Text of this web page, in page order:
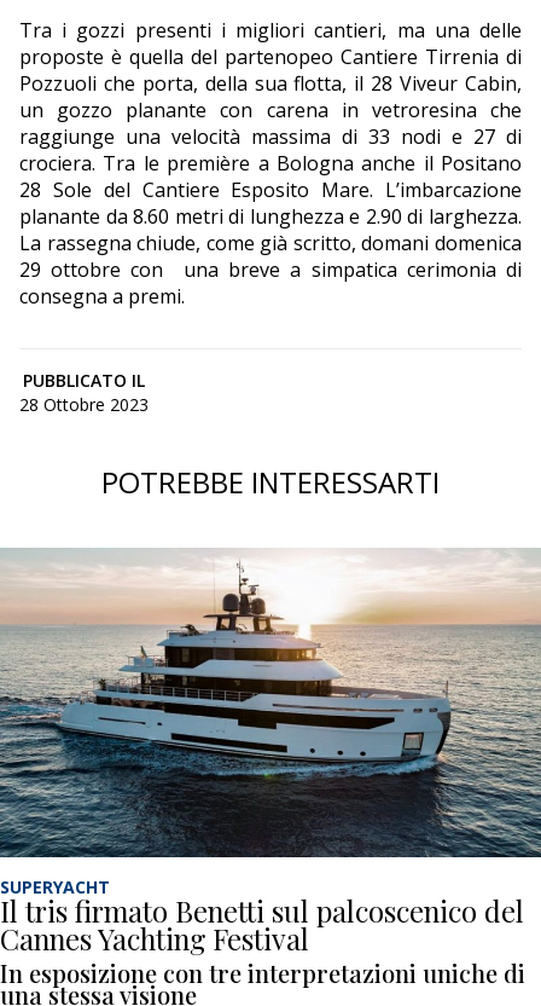
Tra i gozzi presenti i migliori cantieri, ma una delle
proposte è quella del partenopeo Cantiere Tirrenia di
Pozzuoli che porta, della sua flotta, il 28 Viveur Cabin,
un gozzo planante con carena in vetroresina che
raggiunge una velocità massima di 33 nodi e 27 di
crociera. Tra le première a Bologna anche il Positano
28 Sole del Cantiere Esposito Mare. L’imbarcazione
planante da 8.60 metri di lunghezza e 2.90 di larghezza.
La rassegna chiude, come già scritto, domani domenica
29 ottobre con
una breve a simpatica cerimonia di
consegna a premi.
PUBBLICATO IL
28 Ottobre 2023
POTREBBE INTERESSARTI
SUPERYACHT
Il tris firmato Benetti sul palcoscenico del
Cannes Yachting Festival
In esposizione con tre interpretazioni uniche di
una stessa visione